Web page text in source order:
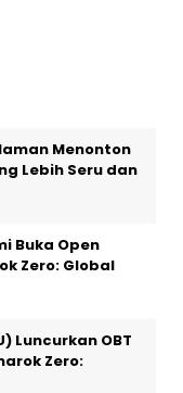
Menonton
Lebih Seru dan
Buka Open
Zero: Global
Luncurkan OBT
Zero: